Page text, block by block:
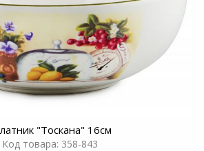
"Тоскана" 16см
Код товара: 358-843